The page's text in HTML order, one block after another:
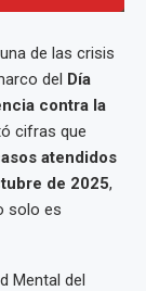
de las crisis
del Día
contra la
cifras que
atendidos
de 2025,
solo es
Mental del